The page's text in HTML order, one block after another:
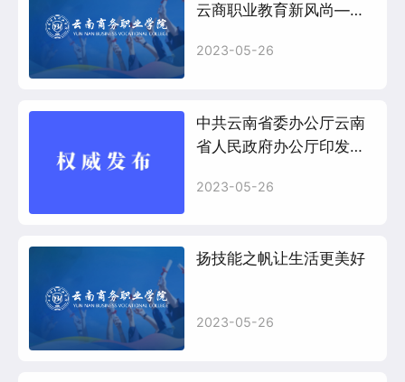
云商职业教育新风尚——
系列活动
2023-05-26
中共云南省委办公厅云南
省人民政府办公厅印发
三年行动计划（2023—
2023-05-26
扬技能之帆让生活更美好
2023-05-26